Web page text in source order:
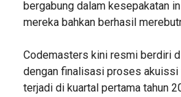
bergabung dalam kesepakatan
mereka bahkan berhasil
Codemasters kini resmi berdiri
dengan finalisasi proses akuissi
terjadi di kuartal pertama tahun